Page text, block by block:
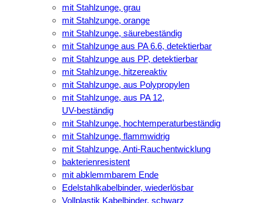
mit Stahlzunge, grau
mit Stahlzunge, orange
mit Stahlzunge, säurebeständig
mit Stahlzunge aus PA 6.6, detektierbar
mit Stahlzunge aus PP, detektierbar
mit Stahlzunge, hitzereaktiv
mit Stahlzunge, aus Polypropylen
mit Stahlzunge, aus PA 12,
UV-beständig
mit Stahlzunge, hochtemperaturbeständig
mit Stahlzunge, flammwidrig
mit Stahlzunge, Anti-Rauchentwicklung
bakterienresistent
mit abklemmbarem Ende
Edelstahlkabelbinder, wiederlösbar
Vollplastik Kabelbinder, schwarz